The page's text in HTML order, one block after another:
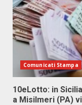
Comunicati Stampa
10eLotto: in
a Misilmeri (PA)